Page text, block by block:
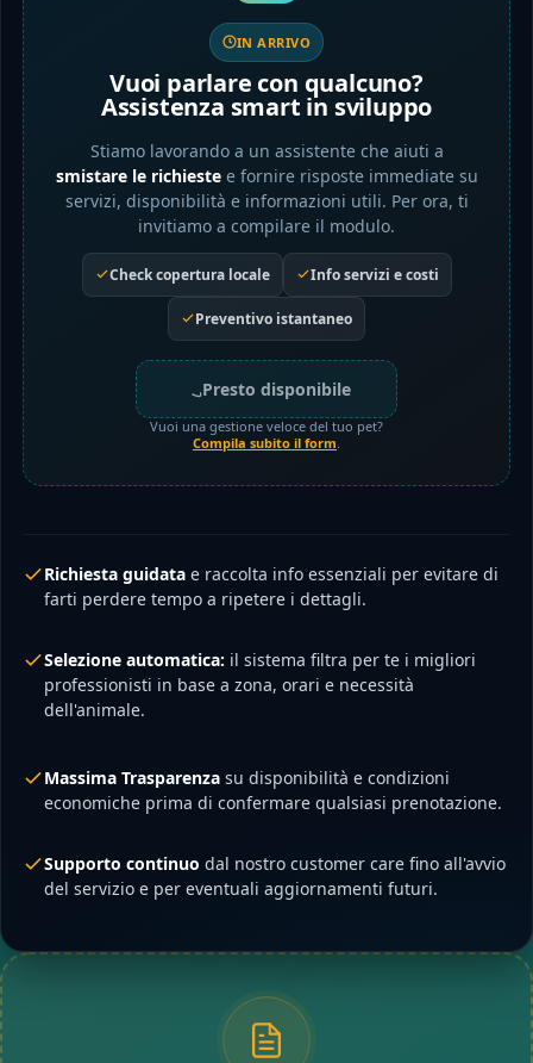
IN ARRIVO
Vuoi parlare con qualcuno?
Assistenza smart in sviluppo
Stiamo lavorando a un assistente che aiuti a
smistare le richiestee fornire risposte immediate su
servizi, disponibilità e informazioni utili. Per ora, ti
invitiamo a compilare il modulo.
Check copertura locale Info servizi e costi
Preventivo istantaneo
Presto disponibile
Vuoi una gestione veloce del tuo pet?
Compila subito il form
Richiesta guidata e raccolta info essenziali per evitare di
farti perdere tempo a ripetere i dettagli.
Selezione automatica: il sistema filtra per te i migliori
professionisti in base a zona, orari e necessità
dell'animale.
Massima Trasparenza su disponibilità e condizioni
economiche prima di confermare qualsiasi prenotazione.
Supporto continuo dal nostro customer care fino all'avvio
del servizio e per eventuali aggiornamenti futuri.